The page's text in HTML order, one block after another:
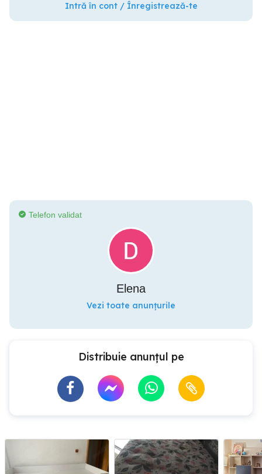
Intră în cont / Înregistrează-te
Telefon validat
Elena
Vezi toate anunțurile
Distribuie anunțul pe